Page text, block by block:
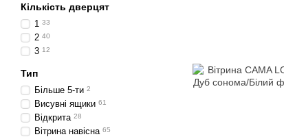
Кількість дверцят
1 33
2 40
3 12
Тип
Більше 5-ти 2
Висувні ящики 61
Відкрита 28
Вітрина навісна 65